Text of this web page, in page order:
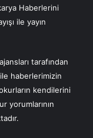
Haberlerini
ile yayın
tarafından
haberlerimizin
kendilerini
yorumlarının